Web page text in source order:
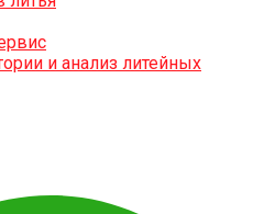
и анализ литейных